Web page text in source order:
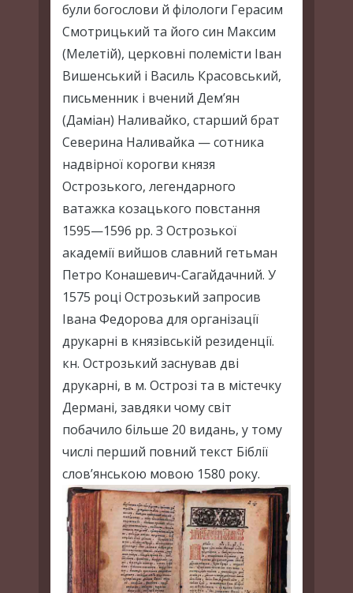
були богослови й філологи Герасим
Смотрицький та його син Максим
(Мелетій), церковні полемісти Іван
Вишенський і Василь Красовський,
письменник і вчений Дем’ян
(Даміан) Наливайко, старший брат
Северина Наливайка — сотника
надвірної корогви князя
Острозького, легендарного
ватажка козацького повстання
1595—1596 pp. З Острозької
академії вийшов славний гетьман
Петро Конашевич-Сагайдачний. У
1575 році Острозький запросив
Івана Федорова для організації
друкарні в князівській резиденції.
кн. Острозький заснував дві
друкарні, в м. Острозі та в містечку
Дермані, завдяки чому світ
побачило більше 20 видань, у тому
числі перший повний текст Біблії
слов’янською мовою 1580 року.